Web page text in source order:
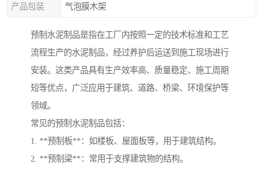
产品包装 气泡膜木架
预制水泥制品是指在工厂内按照一定的技术标准和工艺
流程生产的水泥制品，经过养护后运送到施工现场进行
安装。这类产品具有生产效率高、质量稳定、施工周期
短等优点，广泛应用于建筑、道路、桥梁、环境保护等
领域。
常见的预制水泥制品包括：
1. **预制板**：如楼板、屋面板等，用于建筑结构。
2. **预制梁**：常用于支撑建筑物的结构。